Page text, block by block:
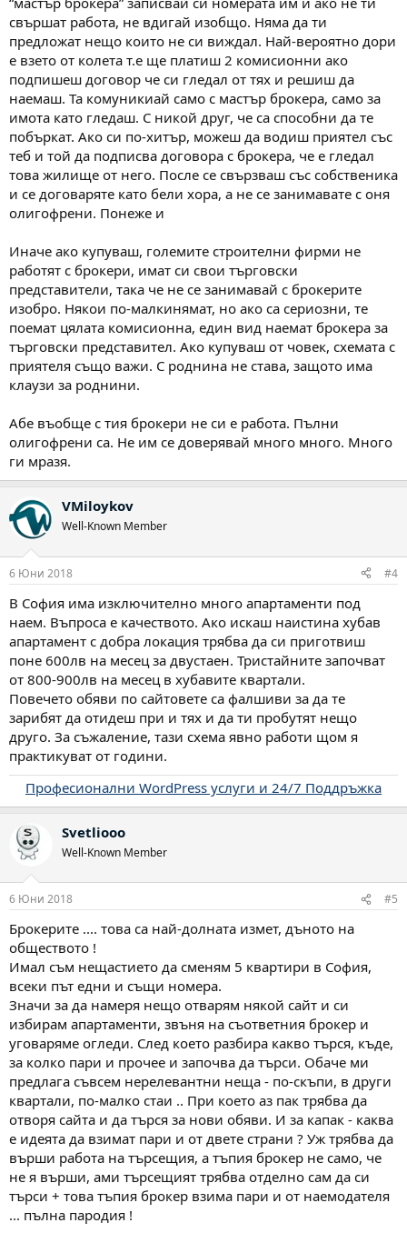
свършат работа, не вдигай изобщо. Няма да ти
предложат нещо които не си виждал. Най-вероятно дори
е взето от колета т.е ще платиш 2 комисионни ако
подпишеш договор че си гледал от тях и решиш да
наемаш. Та комуникиай само с мастър брокера, само за
имота като гледаш. С никой друг, че са способни да те
побъркат. Ако си по-хитър, можеш да водиш приятел със
теб и той да подписва договора с брокера, че е гледал
това жилище от него. После се свързваш със собственика
и се договаряте като бели хора, а не се занимавате с оня
олигофрени. Понеже и
Иначе ако купуваш, големите строителни фирми не
работят с брокери, имат си свои търговски
представители, така че не се занимавай с брокерите
изобро. Някои по-малкинямат, но ако са сериозни, те
поемат цялата комисионна, един вид наемат брокера за
търговски представител. Ако купуваш от човек, схемата с
приятеля също важи. С роднина не става, защото има
клаузи за роднини.
Абе въобще с тия брокери не си е работа. Пълни
олигофрени са. Не им се доверявай много много. Много
ги мразя.
VMiloykov
Well-Known Member
6 Юни 2018 #4
В София има изключително много апартаменти под
наем. Въпроса е качеството. Ако искаш наистина хубав
апартамент с добра локация трябва да си приготвиш
поне 600лв на месец за двустаен. Тристайните започват
от 800-900лв на месец в хубавите квартали.
Повечето обяви по сайтовете са фалшиви за да те
зарибят да отидеш при и тях и да ти пробутят нещо
друго. За съжаление, тази схема явно работи щом я
практикуват от години.
Професионални WordPress услуги и 24/7 Поддръжка
Svetliooo
Well-Known Member
6 Юни 2018 #5
Брокерите .... това са най-долната измет, дъното на
обществото !
Имал съм нещастието да сменям 5 квартири в София,
всеки път едни и същи номера.
Значи за да намеря нещо отварям някой сайт и си
избирам апартаменти, звъня на съответния брокер и
уговаряме огледи. След което разбира какво търся, къде,
за колко пари и прочее и започва да търси. Обаче ми
предлага съвсем нерелевантни неща - по-скъпи, в други
квартали, по-малко стаи .. При което аз пак трябва да
отворя сайта и да търся за нови обяви. И за капак - каква
е идеята да взимат пари и от двете страни ? Уж трябва да
върши работа на търсещия, а тъпия брокер не само, че
не я върши, ами търсещият трябва отделно сам да си
търси + това тъпия брокер взима пари и от наемодателя
... пълна пародия !